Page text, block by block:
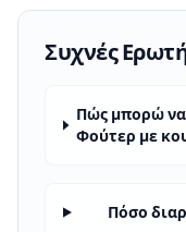
Συχνές
Πώς μπορώ
Φούτερ με
Πόσο